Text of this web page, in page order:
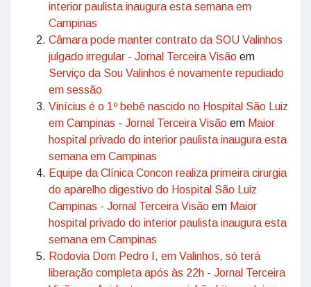
interior paulista inaugura esta semana em
Campinas
Câmara pode manter contrato da SOU Valinhos
julgado irregular - Jornal Terceira Visão em
Serviço da Sou Valinhos é novamente repudiado
em sessão
Vinícius é o 1º bebê nascido no Hospital São Luiz
em Campinas - Jornal Terceira Visão em Maior
hospital privado do interior paulista inaugura esta
semana em Campinas
Equipe da Clínica Concon realiza primeira cirurgia
do aparelho digestivo do Hospital São Luiz
Campinas - Jornal Terceira Visão em Maior
hospital privado do interior paulista inaugura esta
semana em Campinas
Rodovia Dom Pedro I, em Valinhos, só terá
liberação completa após às 22h - Jornal Terceira